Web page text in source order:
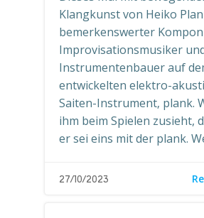
Klangkunst von Heiko
bemerkenswerter
Improvisationsmusiker
Instrumentenbauer auf
entwickelten elektro-
Saiten-Instrument‚ plank.
ihm beim Spielen zusieht,
er sei eins mit der plank.
27/10/2023